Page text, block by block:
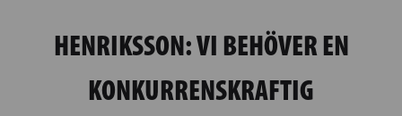
HENRIKSSON: VI BEHÖVER EN
KONKURRENSKRAFTIG